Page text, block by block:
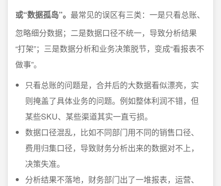
或“数据孤岛”。 最常见的误区有三类：一是只看总账、
忽略细分数据；二是数据口径不统一，导致分析结果
“打架”；三是数据分析和业务决策脱节，变成“看报表不
做事”。
只看总账的问题是，合并后的大数据看似漂亮，实
则掩盖了具体业务的问题。例如整体利润不错，但
某些SKU、某些渠道其实一直亏损。
数据口径混乱，比如不同部门用不同的销售口径、
费用归集口径，导致财务分析出来的数据对不上，
决策失准。
分析结果不落地，财务部门出了一堆报表，运营、